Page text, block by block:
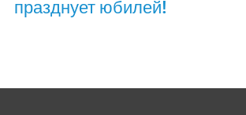
празднует юбилей!